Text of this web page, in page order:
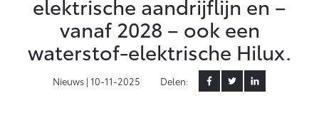
Klant aanbrengen
Yaris Cross
Urban Cruiser
BATTERIJ-ELEKTRISCH
Werkplaatsafspraak
Onderhoud op Maat
APK
Airco check
Private Lease
Wat is Private Lease?
Bereken je maandbedrag
Zakelijk
elektrische aandrijflijn en –
vanaf 2028 – ook een
waterstof-elektrische Hilux.
Nieuws | 10-11-2025 Delen: